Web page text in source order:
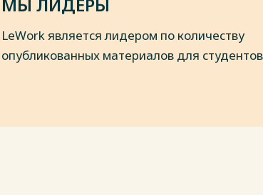
LeWork является лидером по количеству
опубликованных материалов для студентов